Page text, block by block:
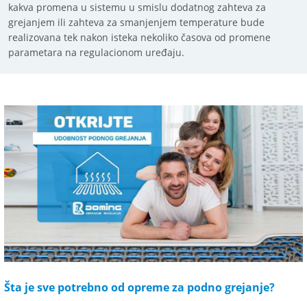
kakva promena u sistemu u smislu dodatnog zahteva za
grejanjem ili zahteva za smanjenjem temperature bude
realizovana tek nakon isteka nekoliko časova od promene
parametara na regulacionom uređaju.
Šta je sve potrebno od opreme za podno grejanje?